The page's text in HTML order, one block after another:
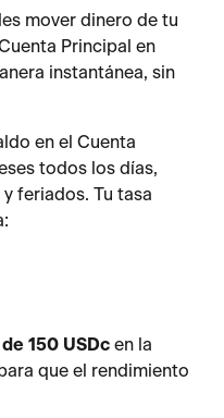
mover dinero de tu
Principal en
instantánea, sin
en el Cuenta
todos los días,
feriados. Tu tasa
150 USDc en la
que el rendimiento